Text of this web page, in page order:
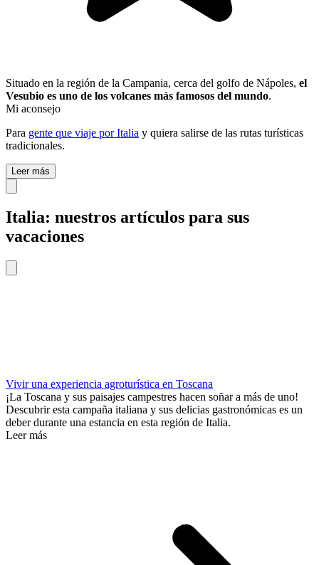
Situado en la región de la Campania, cerca del golfo de Nápoles, el
Vesubio es uno de los volcanes más famosos del mundo.
Mi aconsejo
Para gente que viaje por Italia y quiera salirse de las rutas turísticas
tradicionales.
Leer más
Italia: nuestros artículos para sus
vacaciones
Vivir una experiencia agroturística en Toscana
¡La Toscana y sus paisajes campestres hacen soñar a más de uno!
Descubrir esta campaña italiana y sus delicias gastronómicas es un
deber durante una estancia en esta región de Italia.
Leer más